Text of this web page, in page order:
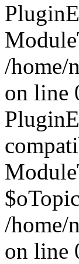
/home/
on line
/home/
on line